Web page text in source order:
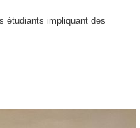
étudiants impliquant des